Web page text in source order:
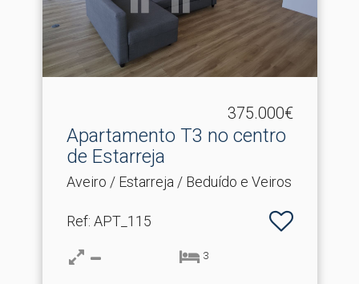
375.000€
Apartamento T3 no centro
de Estarreja
Aveiro / Estarreja / Beduído e Veiros
Ref: APT_115
3